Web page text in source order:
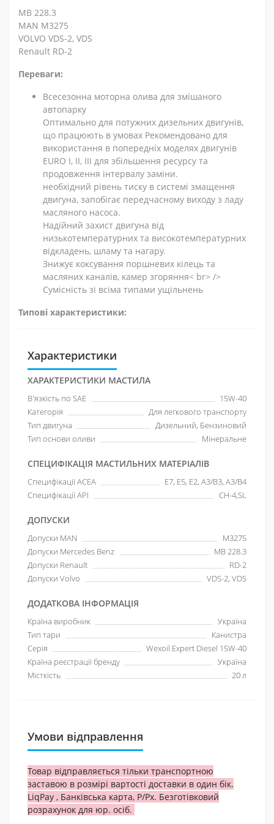
MB 228.3
MAN M3275
VOLVO VDS-2, VDS
Renault RD-2
Переваги:
Всесезонна моторна олива для змішаного
автопарку
Оптимально для потужних дизельних двигунів,
що працюють в умовах Рекомендовано для
використання в попередніх моделях двигунів
EURO I, II, III для збільшення ресурсу та
продовження інтервалу заміни.
необхідний рівень тиску в системі змащення
двигуна, запобігає передчасному виходу з ладу
масляного насоса.
Надійний захист двигуна від
низькотемпературних та високотемпературних
відкладень, шламу та нагару.
Знижує коксування поршневих кілець та
масляних каналів, камер згоряння< br> />
Сумісність зі всіма типами ущільнень
Типові характеристики:
Характеристики
ХАРАКТЕРИСТИКИ МАСТИЛА
В'язкість по SAE
15W-40
Категорія
Для легкового транспорту
Тип двигуна
Дизельний, Бензиновий
Тип основи оливи
Мінеральне
СПЕЦИФІКАЦІЯ МАСТИЛЬНИХ МАТЕРІАЛІВ
Специфікації ACEA
E7, E5, E2, A3/B3, A3/B4
Специфікації API
СН-4,SL
ДОПУСКИ
Допуски MAN
M3275
Допуски Mercedes Benz
MB 228.3
Допуски Renault
RD-2
Допуски Volvo
VDS-2, VDS
ДОДАТКОВА ІНФОРМАЦІЯ
Країна виробник
Україна
Тип тари
Канистра
Серія
Wexoil Expert Diesel 15W-40
Країна реєстрації бренду
Україна
Місткість
20 л
Умови відправлення
Товар відправляється тільки транспортною
заставою в розмірі вартості доставки в один бік.
LiqPay , Банківська карта, Р/Рх. Безготівковий
розрахунок для юр. осіб.